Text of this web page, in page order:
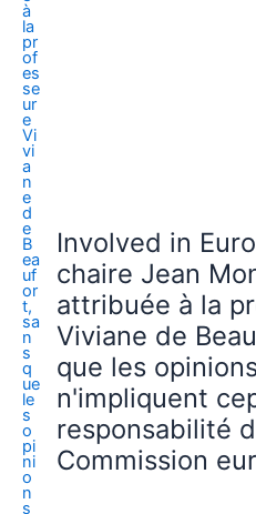
Involved in
chaire Jean
attribuée à la
Viviane de
que les
n'impliquent
responsabilité
Commission